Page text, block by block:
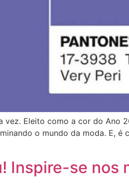
vez. Eleito como a cor do Ano
o mundo da moda. E,
Inspire-se nos